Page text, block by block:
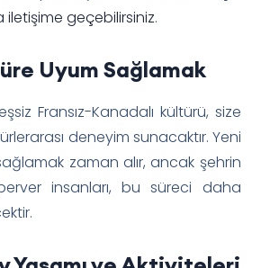
iletişime geçebilirsiniz.
Uyum Sağlamak
Fransız-Kanadalı kültürü, size
deneyim sunacaktır. Yeni
zaman alır, ancak şehrin
insanları, bu süreci daha